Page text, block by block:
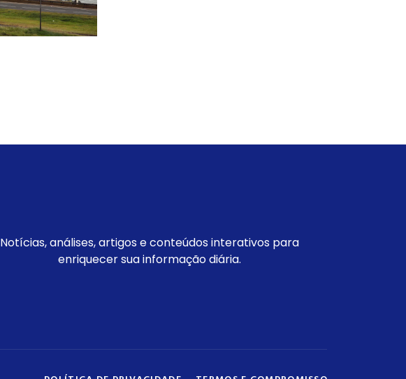
Notícias, análises, artigos e conteúdos interativos para
enriquecer sua informação diária.